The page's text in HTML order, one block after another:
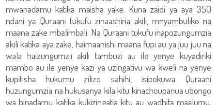
mwanadamu katika maisha yake. Kuna zaidi ya aya 350
ndani ya Quraani tukufu zinaashiria akili, mnyambuliko na
maana zake mbalimbali. Na Quraani tukufu inapozungumzia
akili katika aya zake, haimaanishi maana fupi au ya juu juu na
wala haizungumzii akili tambuzi au ile yenye kuyadiriki
mambo au ile yenye kazi ya uzingativu wa kweli na yenye
kupitisha hukumu zilizo sahihi, isipokuwa Quraani
huzungumzia na hukusanya kila kitu kinachoupanua ubongo
wa binadamu katika kukizingatia kitu au wadhifa maalumu.